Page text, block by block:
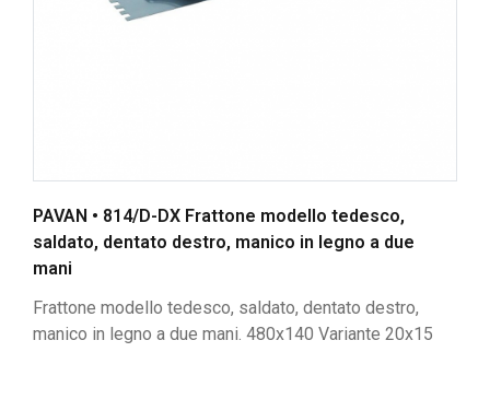
PAVAN • 814/D-DX Frattone modello tedesco,
saldato, dentato destro, manico in legno a due
mani
Frattone modello tedesco, saldato, dentato destro,
manico in legno a due mani. 480x140 Variante 20x15